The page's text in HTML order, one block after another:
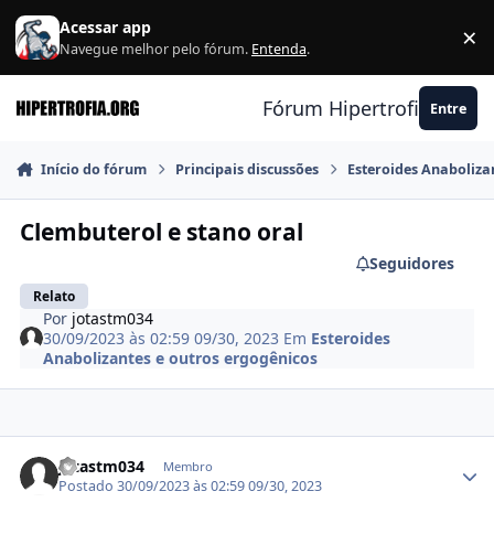
Ir para conteúdo
Acessar app
Navegue melhor pelo fórum. Entenda. ×
Fórum Hipertrofia.org
Entre
Início do fórum Principais discussões Esteroides
Clembuterol e stano oral
Relato
Seguidores
Por jotastm034
30/09/2023 às 02:5909/30, 2023 Em Esteroides
Anabolizantes e outros ergogênicos
jotastm034 Membro
Postado30/09/2023 às 02:5909/30, 2023